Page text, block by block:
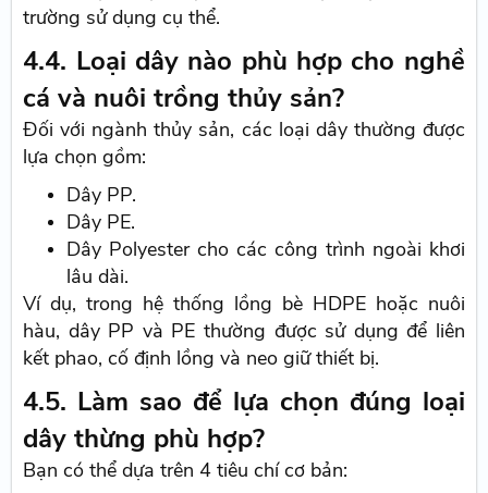
trường sử dụng cụ thể.
4.4. Loại dây nào phù hợp cho nghề
cá và nuôi trồng thủy sản?
Đối với ngành thủy sản, các loại dây thường được
lựa chọn gồm:
Dây PP.
Dây PE.
Dây Polyester cho các công trình ngoài khơi
lâu dài.
Ví dụ, trong hệ thống lồng bè HDPE hoặc nuôi
hàu, dây PP và PE thường được sử dụng để liên
kết phao, cố định lồng và neo giữ thiết bị.
4.5. Làm sao để lựa chọn đúng loại
dây thừng phù hợp?
Bạn có thể dựa trên 4 tiêu chí cơ bản: